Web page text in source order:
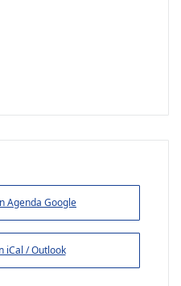
Agenda Google
iCal / Outlook